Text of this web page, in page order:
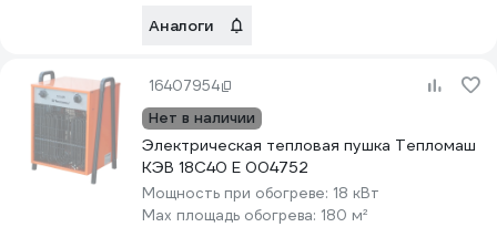
Аналоги
16407954
Нет в наличии
Электрическая тепловая пушка Тепломаш
КЭВ 18С40 Е 004752
Мощность при обогреве: 18 кВт
Max площадь обогрева: 180 м²